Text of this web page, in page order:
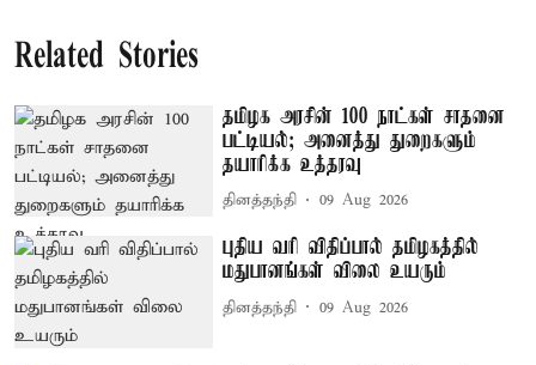
Related Stories
தமிழக அரசின் 100 நாட்கள் சாதனை
பட்டியல்; அனைத்து துறைகளும்
தயாரிக்க உத்தரவு
தினத்தந்தி 09 Aug 2026
புதிய வரி விதிப்பால் தமிழகத்தில்
மதுபானங்கள் விலை உயரும்
தினத்தந்தி 09 Aug 2026